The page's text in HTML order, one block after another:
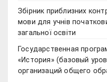
Збірник приблизних
мови для учнів
загальної освіти
Государственная
«История» (базовый
организаций общего